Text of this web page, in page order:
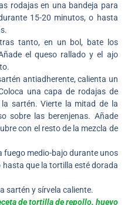
rodajas en una bandeja para
15-20 minutos, o hasta
tanto, en un bol, bate los
el queso rallado y el ajo
antiadherente, calienta un
una capa de rodajas de
sartén. Vierte la mitad de la
sobre las berenjenas. Añade
con el resto de la mezcla de
fuego medio-bajo durante unos
que la tortilla esté dorada
sartén y sírvela caliente.
de tortilla de repollo, huevo